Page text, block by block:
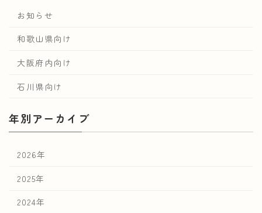
お知らせ
和歌山県向け
大阪府内向け
石川県向け
年別アーカイブ
2026年
2025年
2024年